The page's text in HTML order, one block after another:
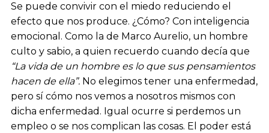
Se puede convivir con el miedo reduciendo el
efecto que nos produce. ¿Cómo? Con inteligencia
emocional. Como la de Marco Aurelio, un hombre
culto y sabio, a quien recuerdo cuando decía que
“La vida de un hombre es lo que sus pensamientos
hacen de ella”. No elegimos tener una enfermedad,
pero sí cómo nos vemos a nosotros mismos con
dicha enfermedad. Igual ocurre si perdemos un
empleo o se nos complican las cosas. El poder está